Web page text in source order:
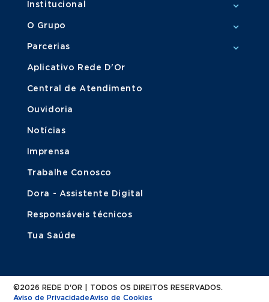
Institucional
O Grupo
Parcerias
Aplicativo Rede D'Or
Central de Atendimento
Ouvidoria
Notícias
Imprensa
Trabalhe Conosco
Dora - Assistente Digital
Responsáveis técnicos
Tua Saúde
©2026 REDE D'OR | TODOS OS DIREITOS RESERVADOS.
Aviso de PrivacidadeAviso de Cookies